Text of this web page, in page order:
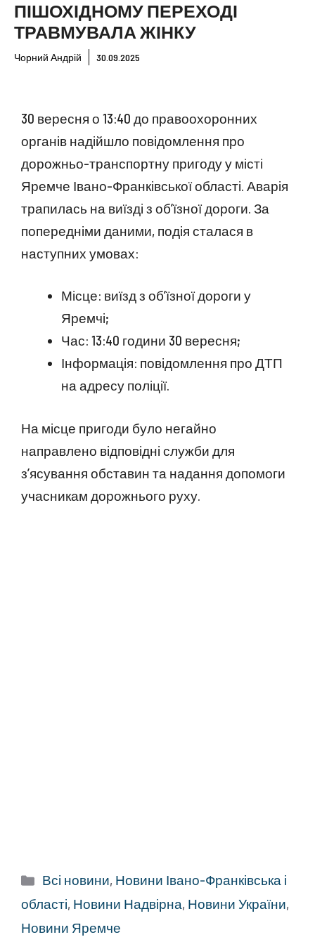
ПІШОХІДНОМУ ПЕРЕХОДІ
ТРАВМУВАЛА ЖІНКУ
Чорний Андрій 30.09.2025
30 вересня о 13:40 до правоохоронних
органів надійшло повідомлення про
дорожньо-транспортну пригоду у місті
Яремче Івано-Франківської області. Аварія
трапилась на виїзді з об’їзної дороги. За
попередніми даними, подія сталася в
наступних умовах:
Місце: виїзд з об’їзної дороги у
Яремчі;
Час: 13:40 години 30 вересня;
Інформація: повідомлення про ДТП
на адресу поліції.
На місце пригоди було негайно
направлено відповідні служби для
з’ясування обставин та надання допомоги
учасникам дорожнього руху.
Категорії
Всі новини, Новини Івано-Франківська і
області, Новини Надвірна, Новини України,
Новини Яремче